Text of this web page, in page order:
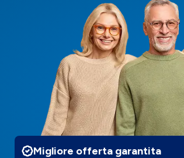
Migliore offerta garantita